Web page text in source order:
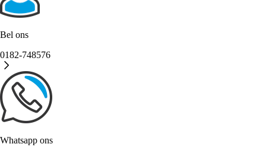
Bel ons
0182-748576
Whatsapp ons